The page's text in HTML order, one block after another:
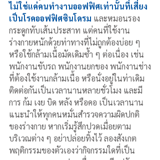
ไม่ใช่แค่คนทำงานออฟฟิศเท่านั้นที่เสี่ยง
เป็นโรคออฟฟิศซินโดรม และหมอนรอง
กระดูกทับเส้นประสาท แต่คนที่ใช้งาน
ร่างกายหนักด้วยท่าทางที่ไม่ถูกต้องบ่อย ๆ
หรือใช้กล้ามเนื้อมัดเดิมซ้ำ ๆ ต่อเนื่อง เช่น
พนักงานขับรถ พนักงานยกของ พนักงานช่าง
ที่ต้องใช้งานกล้ามเนื้อ หรือนั่งอยู่ในท่าเดิม
ติดต่อกันเป็นเวลานานหลายชั่วโมง และมี
การ ก้ม เงย บิด หลัง หรือคอ เป็นเวลานาน
แนะนำให้ทุกคนหมั่นสำรวจความผิดปกติ
ของร่างกาย หากเริ่มรู้สึกปวดเมื่อยตาม
บริเวณต่าง ๆ อย่าปล่อยทิ้งไว้ ลองสังเกต
พฤติกรรมของตัวเองว่ากิจกรรมใดที่เป็น